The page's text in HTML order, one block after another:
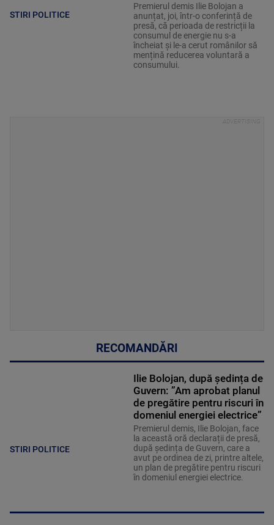
STIRI POLITICE
Premierul demis Ilie Bolojan a
anunțat, joi, într-o conferință de
presă, că perioada de restricții la
consumul de energie nu s-a
încheiat și le-a cerut românilor să
mențină reducerea voluntară a
consumului.
RECOMANDĂRI
STIRI POLITICE
Ilie Bolojan, după ședința de
Guvern: ”Am aprobat planul
de pregătire pentru riscuri în
domeniul energiei electrice”
Premierul demis, Ilie Bolojan, face
la această oră declarații de presă,
după ședința de Guvern, care a
avut pe ordinea de zi, printre altele,
un plan de pregătire pentru riscuri
în domeniul energiei electrice.